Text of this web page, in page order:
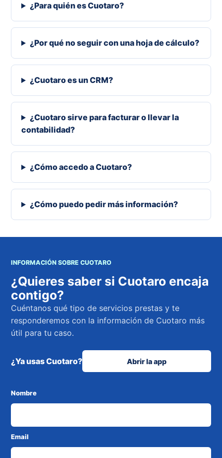
¿Para quién es Cuotaro?
¿Por qué no seguir con una hoja de cálculo?
¿Cuotaro es un CRM?
¿Cuotaro sirve para facturar o llevar la
contabilidad?
¿Cómo accedo a Cuotaro?
¿Cómo puedo pedir más información?
INFORMACIÓN SOBRE CUOTARO
¿Quieres saber si Cuotaro encaja
contigo?
Cuéntanos qué tipo de servicios prestas y te
responderemos con la información de Cuotaro más
útil para tu caso.
¿Ya usas Cuotaro? Abrir la app
Nombre
Email